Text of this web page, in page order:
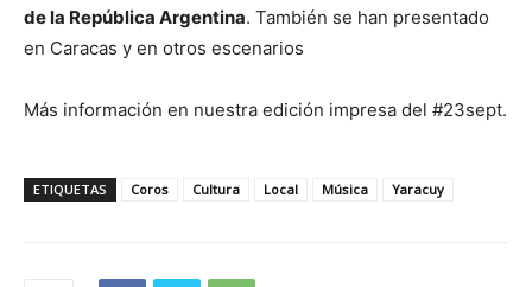
de la República Argentina. También se han presentado
en Caracas y en otros escenarios
Más información en nuestra edición impresa del #23sept.
ETIQUETAS Coros Cultura Local Música Yaracuy